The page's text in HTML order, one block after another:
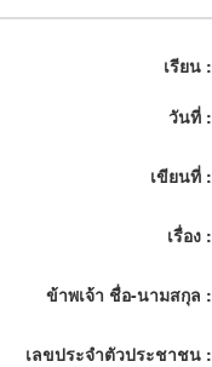
เรียน :
วันที่ :
เขียนที่ :
เรื่อง :
ข้าพเจ้า ชื่อ-นามสกุล :
เลขประจำตัวประชาชน :